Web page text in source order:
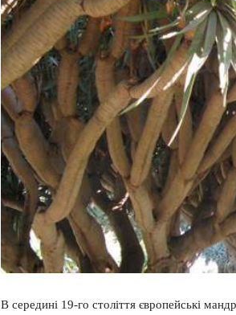
В середині 19-го століття європейські